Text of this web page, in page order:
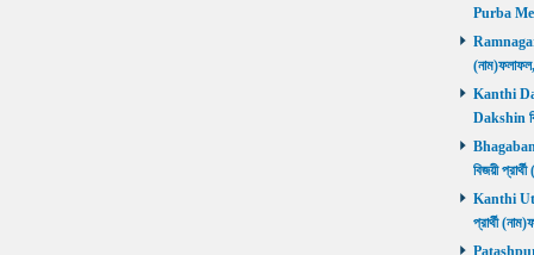
Purba
Ramnagar
Kanthi
Dakshin
বিজয়ী
Kanthi
প্রার্থী
Patashpur